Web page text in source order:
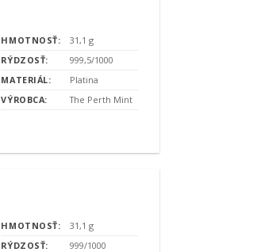
HMOTNOSŤ:
31,1 g
RÝDZOSŤ:
999,5/1000
MATERIÁL:
Platina
VÝROBCA:
The Perth Mint
HMOTNOSŤ:
31,1 g
RÝDZOSŤ:
999/1000